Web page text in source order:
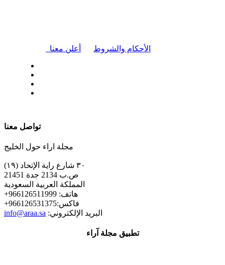
أعلن معنا الأحكام والشروط
تواصل معنا
مجلة اراء حول الخليج
٣٠ شارع راية الإتحاد (١٩)
ص.ب 2134 جدة 21451
المملكة العربية السعودية
+هاتف: 966126511999
+فاكس:966126531375
info@araa.sa :البريد الإلكتروني
تطبيق مجلة آراء